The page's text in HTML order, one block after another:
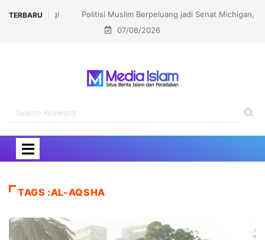
TERBARU
Politisi Muslim Berpeluang jadi Senat Michigan,
Kalahkan Kandidat Pro-Israel
07/08/2026
TAGS :AL-AQSHA